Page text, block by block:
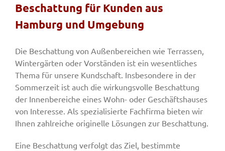
Außen & Innen
Tore
Smart Home
Beschattung für Kunden aus
Hamburg und Umgebung
Die Beschattung von Außenbereichen wie Terrassen,
Wintergärten oder Vorständen ist ein wesentliches
Thema für unsere Kundschaft. Insbesondere in der
Sommerzeit ist auch die wirkungsvolle Beschattung
der Innenbereiche eines Wohn- oder Geschäftshauses
von Interesse. Als spezialisierte Fachfirma bieten wir
Ihnen zahlreiche originelle Lösungen zur Beschattung.
Eine Beschattung verfolgt das Ziel, bestimmte